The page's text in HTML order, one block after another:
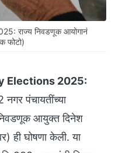
राज्य निवडणूक आयोगानं
फोटो)
Elections 2025:
पंचायतींच्या
आयुक्त दिनेश
ही घोषणा केली. या